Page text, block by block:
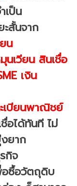
เป็น
สั้นจาก
น
เวียน สินเชื่อ
เงิน
เบียนพาณิชย์
อได้ทันที ไม่
ยาก
กิจ
อซื้อวัตถุดิบ